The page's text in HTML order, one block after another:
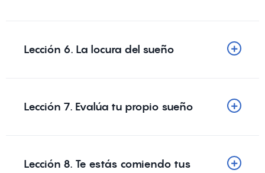
Lección 6. La locura del sueño
Lección 7. Evalúa tu propio sueño
Lección 8. Te estás comiendo tus